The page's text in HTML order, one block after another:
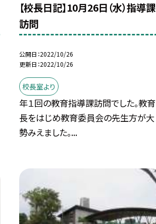
【校長日記】10月26日（水）指導課
訪問
公開日 2022/10/26
更新日 2022/10/26
校長室より
年１回の教育指導課訪問でした。教育
長をはじめ教育委員会の先生方が大
勢みえました。...